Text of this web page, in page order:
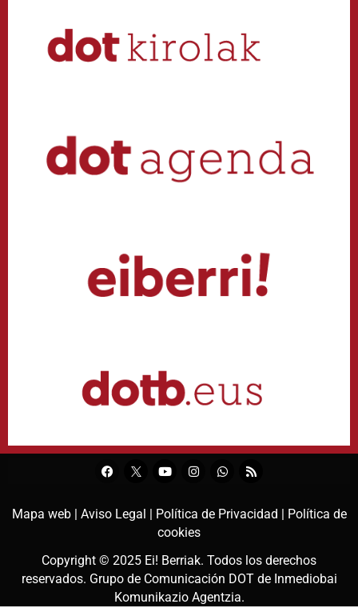
Mapa web | Aviso Legal | Política de Privacidad | Política de
cookies
Copyright © 2025 Ei! Berriak. Todos los derechos
reservados. Grupo de Comunicación DOT de Inmediobai
Komunikazio Agentzia.